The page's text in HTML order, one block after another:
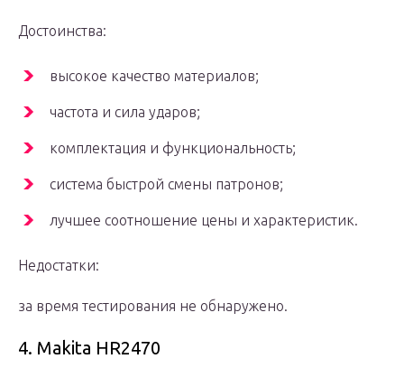
Достоинства:
высокое качество материалов;
частота и сила ударов;
комплектация и функциональность;
система быстрой смены патронов;
лучшее соотношение цены и характеристик.
Недостатки:
за время тестирования не обнаружено.
4. Makita HR2470